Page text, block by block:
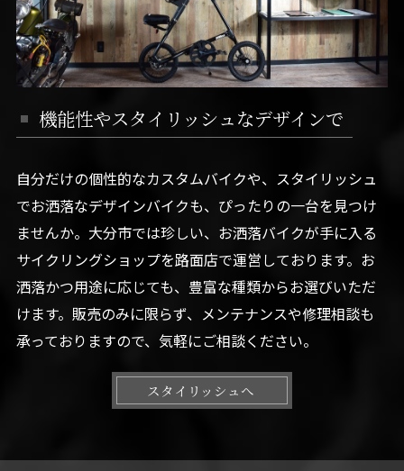
機能性やスタイリッシュなデザインで
自分だけの個性的なカスタムバイクや、スタイリッシュ
でお洒落なデザインバイクも、ぴったりの一台を見つけ
ませんか。大分市では珍しい、お洒落バイクが手に入る
サイクリングショップを路面店で運営しております。お
洒落かつ用途に応じても、豊富な種類からお選びいただ
けます。販売のみに限らず、メンテナンスや修理相談も
承っておりますので、気軽にご相談ください。
スタイリッシュへ